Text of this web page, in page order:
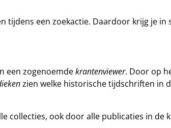
tijdens een zoekactie. Daardoor krijg je
een zogenoemdekrantenviewer. Door op
zien welke historische tijdschriften in
collecties, ook door alle publicaties in